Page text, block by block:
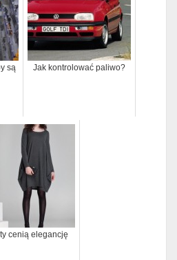
są
Jak kontrolować paliwo?
cenią elegancję